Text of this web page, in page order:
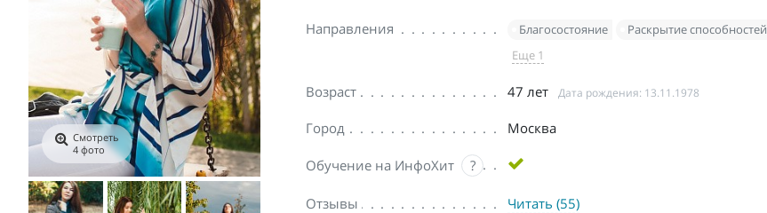
Смотреть
4 фото
Направления Благосостояние Раскрытие способностей
Еще 1
Возраст 47 лет Дата рождения: 13.11.1978
Город Москва
Обучение на ИнфоХит ?
Отзывы Читать (55)